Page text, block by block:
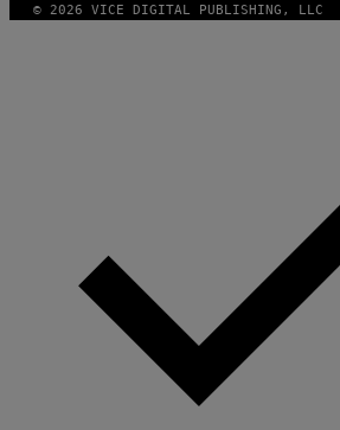
© 2026 VICE DIGITAL PUBLISHING, LLC